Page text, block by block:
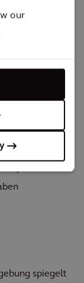
our
Londoner
spiegelt